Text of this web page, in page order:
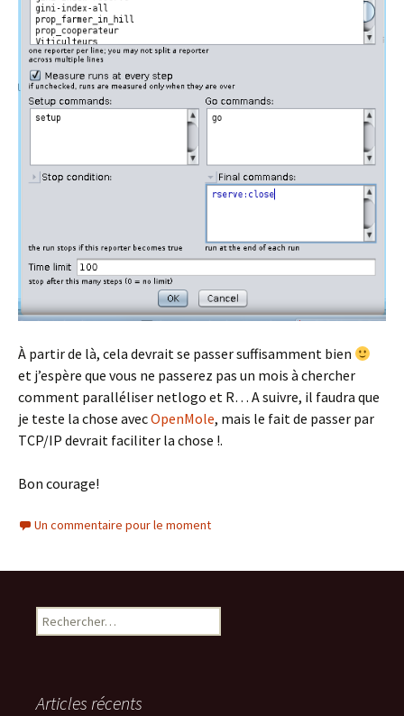
À partir de là, cela devrait se passer suffisamment bien
et j’espère que vous ne passerez pas un mois à chercher
comment paralléliser netlogo et R… A suivre, il faudra que
je teste la chose avecOpenMole, mais le fait de passer par
TCP/IP devrait faciliter la chose !.
Bon courage!
Un commentaire pour le moment
Rechercher :
Articles récents